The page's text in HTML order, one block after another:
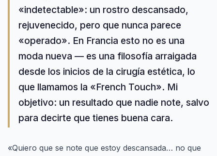
«indetectable»: un rostro descansado,
rejuvenecido, pero que nunca parece
«operado». En Francia esto no es una
moda nueva — es una filosofía arraigada
desde los inicios de la cirugía estética, lo
que llamamos la «French Touch». Mi
objetivo: un resultado que nadie note, salvo
para decirte que tienes buena cara.
«Quiero que se note que estoy descansada… no que